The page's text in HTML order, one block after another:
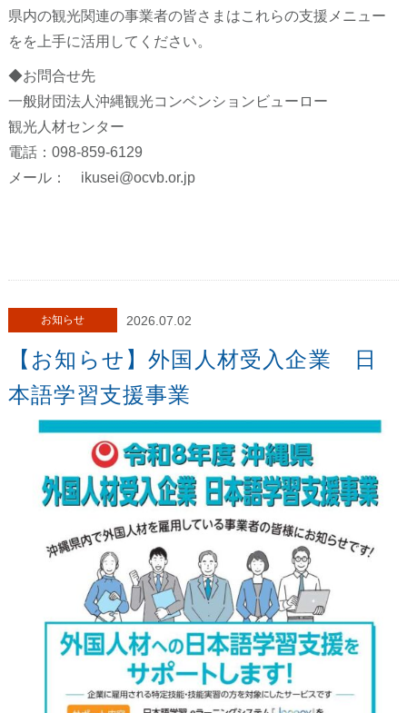
県内の観光関連の事業者の皆さまはこれらの支援メニュー
をを上手に活用してください。
◆お問合せ先
一般財団法人沖縄観光コンベンションビューロー
観光人材センター
電話：098-859-6129
メール： ikusei@ocvb.or.jp
お知らせ 2026.07.02
【お知らせ】外国人材受入企業 日
本語学習支援事業